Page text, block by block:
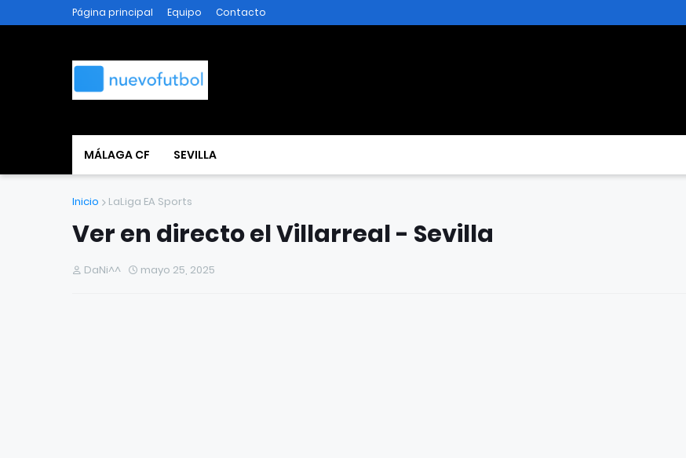
Página principal Equipo Contacto
MÁLAGA CF SEVILLA
Inicio LaLiga EA Sports
Ver en directo el Villarreal - Sevilla
DaNi^^ mayo 25, 2025